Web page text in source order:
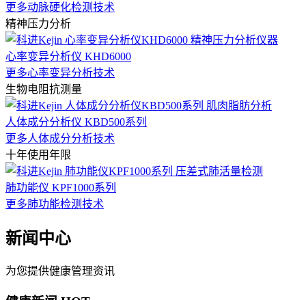
更多动脉硬化检测技术
精神压力分析
心率变异分析仪 KHD6000
更多心率变异分析技术
生物电阻抗测量
人体成分分析仪 KBD500系列
更多人体成分分析技术
十年使用年限
肺功能仪 KPF1000系列
更多肺功能检测技术
新闻中心
为您提供健康管理资讯